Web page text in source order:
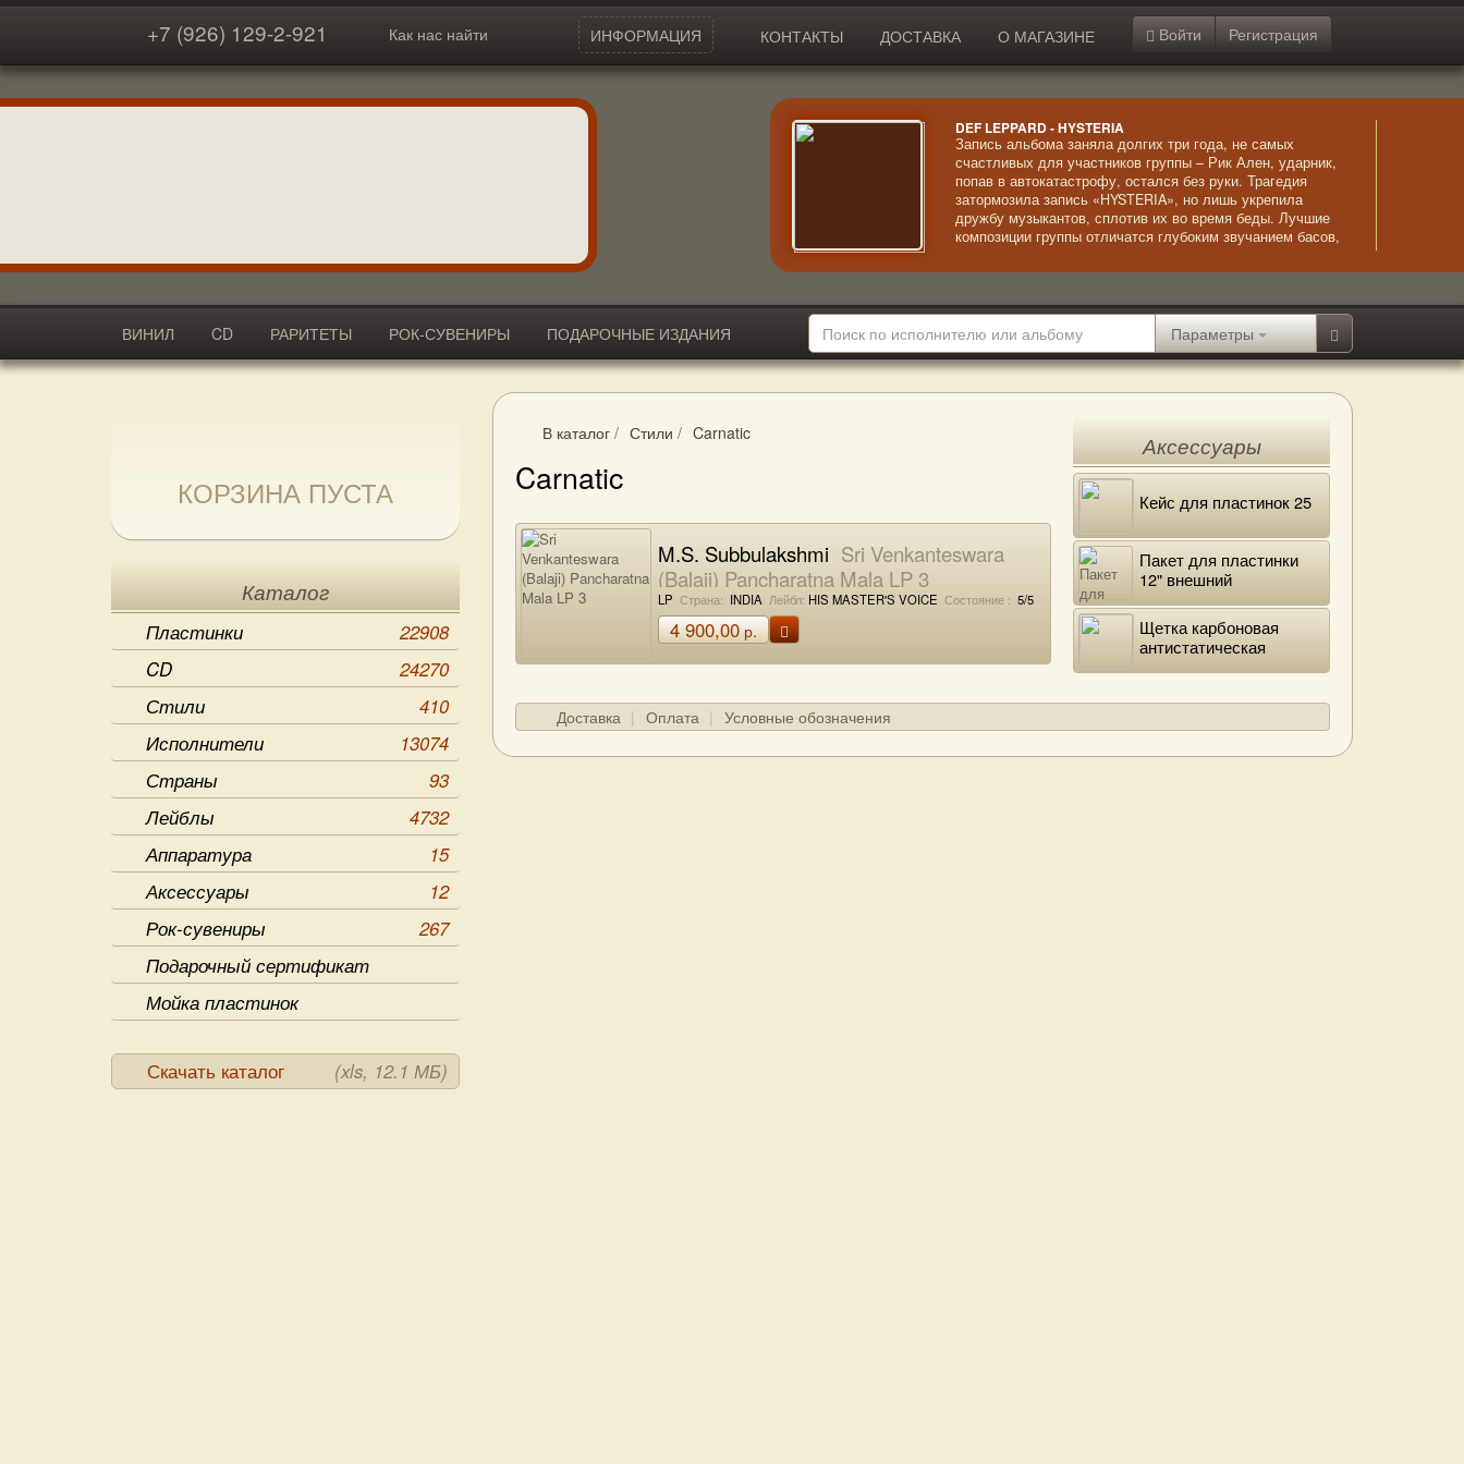
+7 (926) 129-2-921 Как нас найти ИНФОРМАЦИЯ КОНТАКТЫ ДОСТАВКА О МАГАЗИНЕ Войти Регистрация
DEF LEPPARD - HYSTERIA
Запись альбома заняла долгих три года, не самых
счастливых для участников группы – Рик Ален, ударник,
попав в автокатастрофу, остался без руки. Трагедия
затормозила запись «HYSTERIA», но лишь укрепила
дружбу музыкантов, сплотив их во время беды. Лучшие
композиции группы отличатся глубоким звучанием басов,
стилю поп, чем предыдущие записи.
ВИНИЛ CD РАРИТЕТЫ РОК-СУВЕНИРЫ
ПОДАРОЧНЫЕ ИЗДАНИЯ
АКСЕССУАРЫ
Параметры
КОРЗИНА ПУСТА
Каталог
Пластинки
22908
CD
24270
Стили
410
Исполнители
13074
Страны
93
Лейблы
4732
Аппаратура
15
Аксессуары
12
Рок-сувениры
267
Подарочный сертификат
Мойка пластинок
Скачать каталог (xls, 12.1 МБ)
В каталог / Стили / Carnatic
Carnatic
M.S. Subbulakshmi Sri Venkanteswara
(Balaji) Pancharatna Mala LP 3
LP Страна: INDIA Лейбл: HIS MASTER'S VOICE Состояние : 5/5
4 900,00р.
Аксессуары
Кейс для пластинок 25
Пакет для пластинки
12" внешний
Щетка карбоновая
антистатическая
Доставка Оплата Условные обозначения